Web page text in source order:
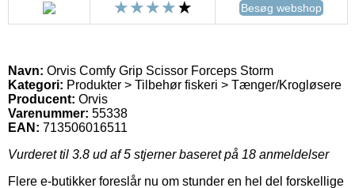
Besøg webshop
Navn: Orvis Comfy Grip Scissor Forceps Storm
Kategori: Produkter > Tilbehør fiskeri > Tænger/Krogløsere
Producent: Orvis
Varenummer: 55338
EAN: 713506016511
Vurderet til 3.8 ud af 5 stjerner baseret på 18 anmeldelser
Flere e-butikker foreslår nu om stunder en hel del forskellige